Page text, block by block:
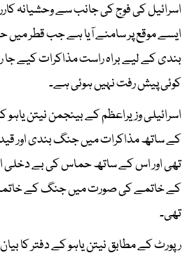
اسرائیل کی فوج کی جانب سے وحشیانہ
ایسے موقع پر سامنے آیا ہے جب قطر
بندی کے لیے براہ راست مذاکرات کیے
کوئی پیش رفت نہیں ہوئی ہے۔
اسرائیلی وزیراعظم کے بینجمن نیتن
کے ساتھ مذاکرات میں جنگ بندی اور
تھی اور اس کے ساتھ حماس کی بے دخلی
کے خاتمے کی صورت میں جنگ کے خاتمے
تھی۔
رپورٹ کے مطابق نیتن یاہو کے دفتر کا